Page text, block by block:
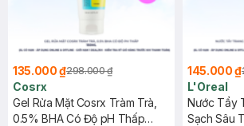
135.000 ₫298.000 ₫
Cosrx
Gel Rửa Mặt Cosrx Tràm Trà,
0.5% BHA Có Độ pH Thấp
145.000 ₫
L'Oreal
Nước Tẩy
Sạch Sâu